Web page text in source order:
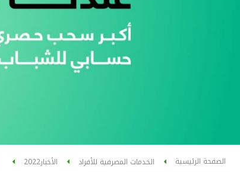
الصفحة الرئيسية الخدمات المصرفية للأفراد الأخبار2022